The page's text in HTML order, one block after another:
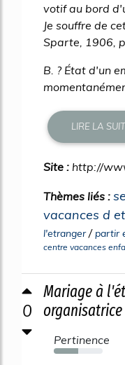
votif au bord
Je souffre de
Sparte, 1906,
B. ? État d'un
LIRE LA
Site : http://
Thèmes liés :
vacances d
l'etranger/partir
centre vacances
0
Mariage à
organisatrice
Pertinence
50%